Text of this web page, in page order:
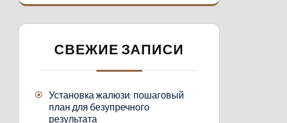
СВЕЖИЕ ЗАПИСИ
Установка жалюзи: пошаговый
план для безупречного
результата